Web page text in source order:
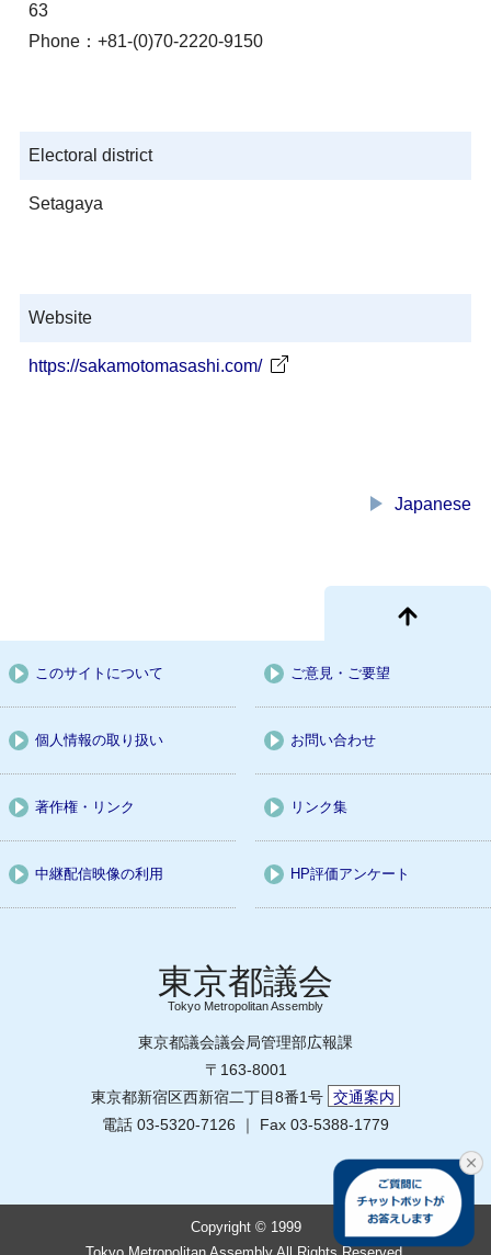
63
Phone：+81-(0)70-2220-9150
Electoral district
Setagaya
Website
https://sakamotomasashi.com/
play_arrow Japanese
このサイトについて ご意見・ご要望
個人情報の取り扱い お問い合わせ
著作権・リンク リンク集
中継配信映像の利用 HP評価アンケート
Tokyo Metropolitan Assembly
東京都議会議会局管理部広報課
〒163-8001
東京都新宿区西新宿二丁目8番1号 交通案内
電話 03-5320-7126 ｜ Fax 03-5388-1779
Copyright © 1999
Tokyo Metropolitan Assembly All Rights Reserved.